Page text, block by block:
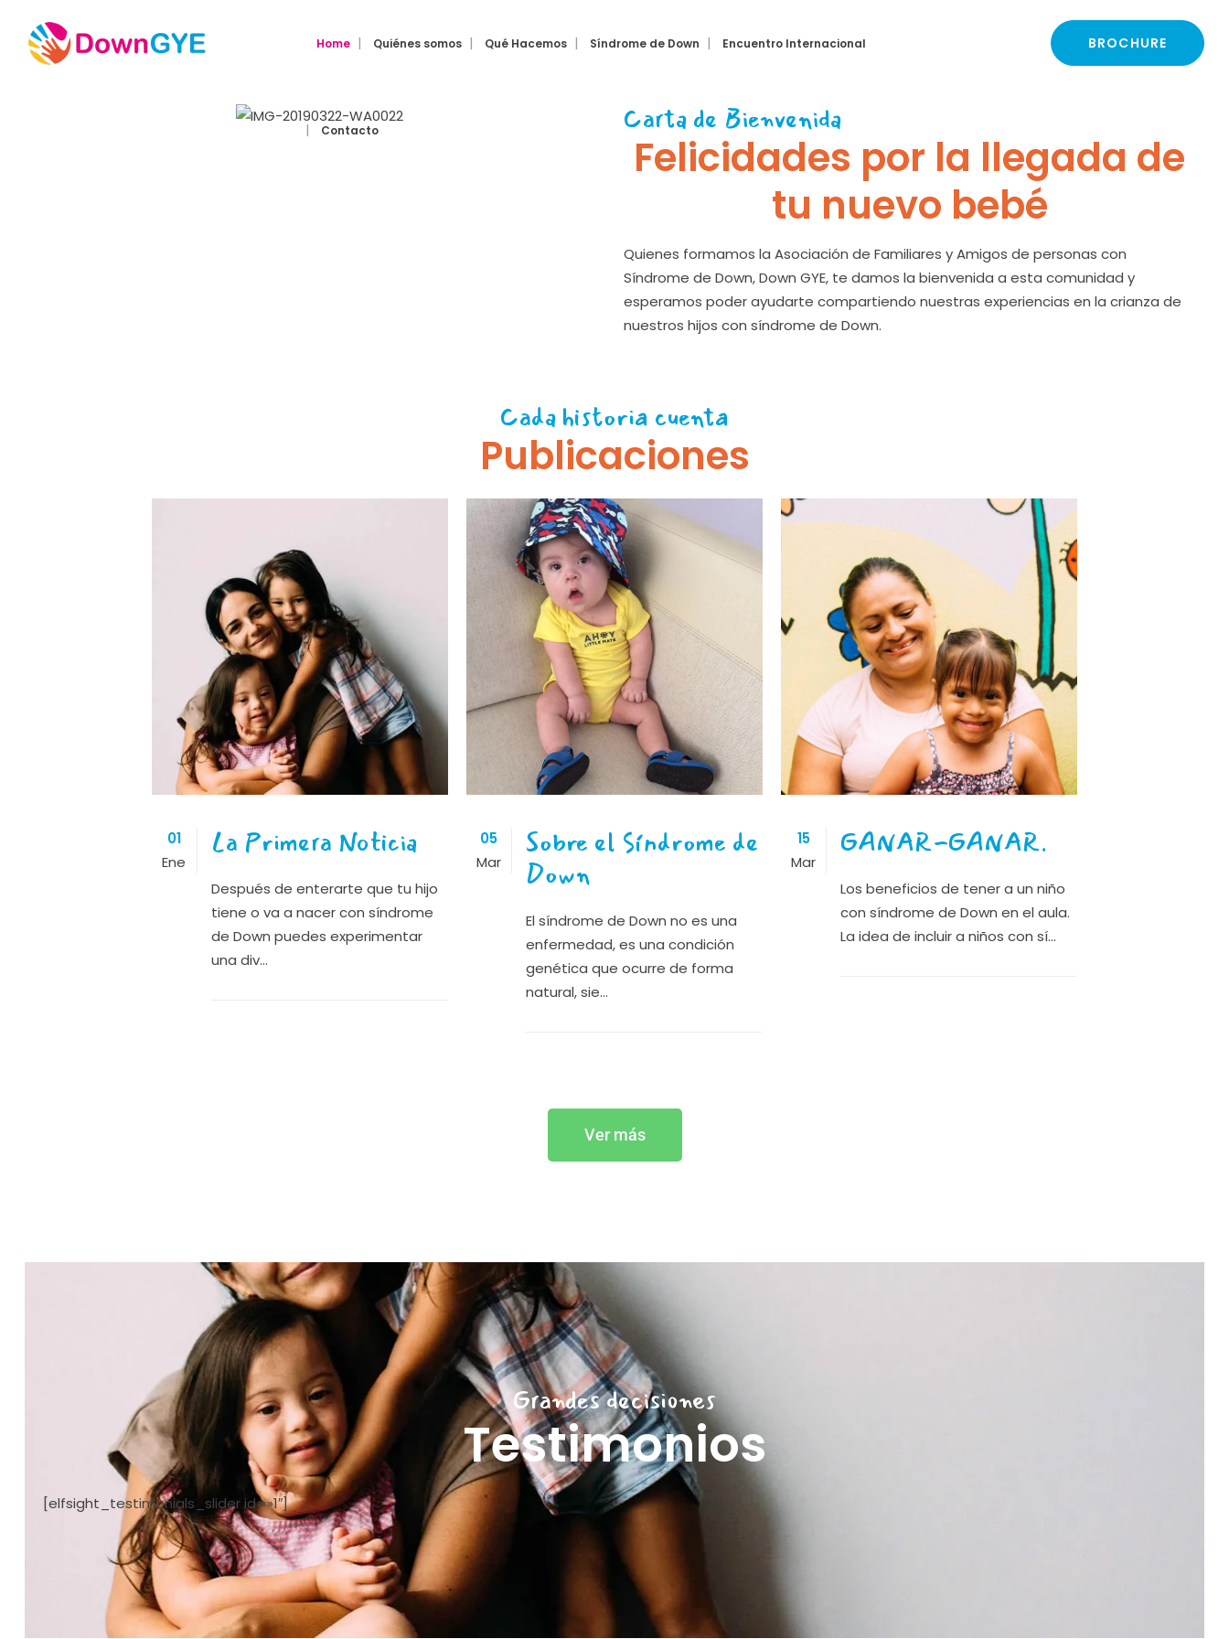
BROCHURE
Home Quiénes somos Qué Hacemos Síndrome de Down Encuentro Internacional
Contacto Carta de Bienvenida
Felicidades por la llegada de
tu nuevo bebé
Quienes formamos la Asociación de Familiares y Amigos de personas con
Síndrome de Down, Down GYE, te damos la bienvenida a esta comunidad y
esperamos poder ayudarte compartiendo nuestras experiencias en la crianza de
nuestros hijos con síndrome de Down.
Cada historia cuenta
Publicaciones
01
Ene
La Primera Noticia
Después de enterarte que tu hijo
tiene o va a nacer con síndrome
de Down puedes experimentar
una div...
05
Mar
Sobre el Síndrome de
Down
El síndrome de Down no es una
enfermedad, es una condición
genética que ocurre de forma
natural, sie...
15
Mar
GANAR-GANAR.
Los beneficios de tener a un niño
con síndrome de Down en el aula.
La idea de incluir a niños con sí...
Ver más
Grandes decisiones
Testimonios
[elfsight_testimonials_slider id=»1″]